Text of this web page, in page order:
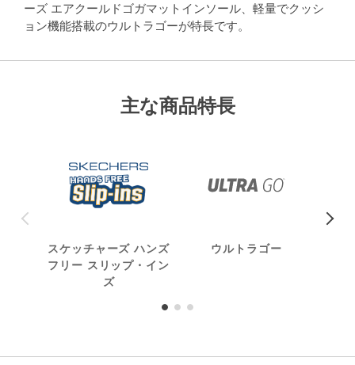
ーズ エアクールドゴガマットインソール、軽量でクッシ
ョン機能搭載のウルトラゴーが特長です。
主な商品特長
スケッチャーズ ハンズ
フリー スリップ・イン
ズ
ウルトラゴー